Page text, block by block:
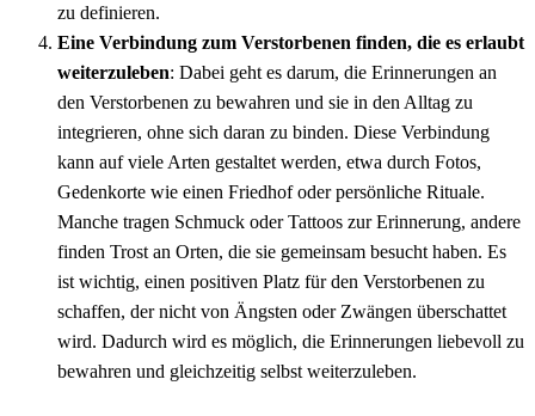
zu definieren.
Eine Verbindung zum Verstorbenen finden, die es erlaubt
weiterzuleben: Dabei geht es darum, die Erinnerungen an
den Verstorbenen zu bewahren und sie in den Alltag zu
integrieren, ohne sich daran zu binden. Diese Verbindung
kann auf viele Arten gestaltet werden, etwa durch Fotos,
Gedenkorte wie einen Friedhof oder persönliche Rituale.
Manche tragen Schmuck oder Tattoos zur Erinnerung, andere
finden Trost an Orten, die sie gemeinsam besucht haben. Es
ist wichtig, einen positiven Platz für den Verstorbenen zu
schaffen, der nicht von Ängsten oder Zwängen überschattet
wird. Dadurch wird es möglich, die Erinnerungen liebevoll zu
bewahren und gleichzeitig selbst weiterzuleben.